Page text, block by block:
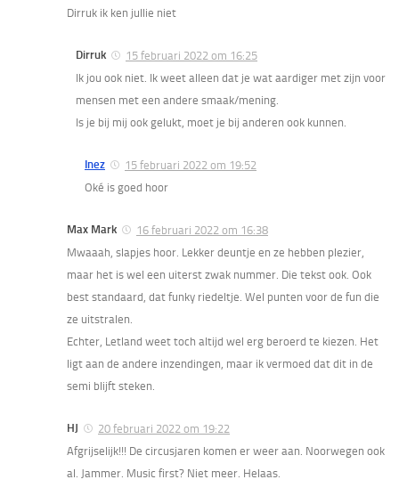
Dirruk ik ken jullie niet
Dirruk
15 februari 2022 om 16:25
Ik jou ook niet. Ik weet alleen dat je wat aardiger met zijn voor
mensen met een andere smaak/mening.
Is je bij mij ook gelukt, moet je bij anderen ook kunnen.
Inez
15 februari 2022 om 19:52
Oké is goed hoor
Max Mark
16 februari 2022 om 16:38
Mwaaah, slapjes hoor. Lekker deuntje en ze hebben plezier,
maar het is wel een uiterst zwak nummer. Die tekst ook. Ook
best standaard, dat funky riedeltje. Wel punten voor de fun die
ze uitstralen.
Echter, Letland weet toch altijd wel erg beroerd te kiezen. Het
ligt aan de andere inzendingen, maar ik vermoed dat dit in de
semi blijft steken.
HJ
20 februari 2022 om 19:22
Afgrijselijk!!! De circusjaren komen er weer aan. Noorwegen ook
al. Jammer. Music first? Niet meer. Helaas.